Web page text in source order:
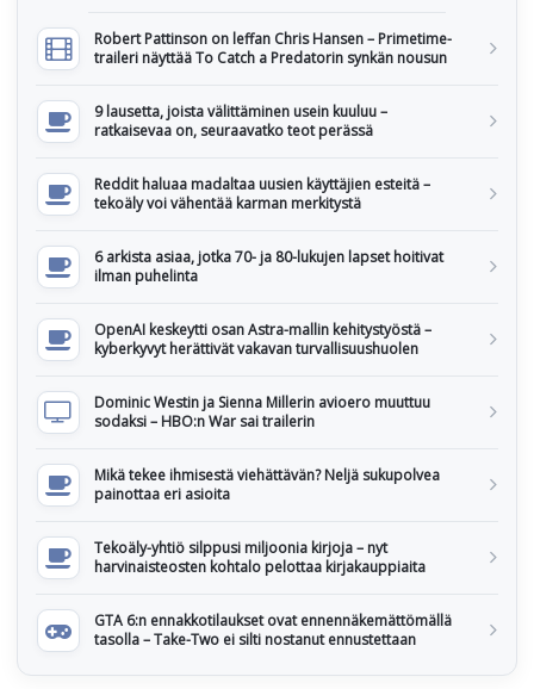
Robert Pattinson on leffan Chris Hansen – Primetime-
traileri näyttää To Catch a Predatorin synkän nousun
9 lausetta, joista välittäminen usein kuuluu –
ratkaisevaa on, seuraavatko teot perässä
Reddit haluaa madaltaa uusien käyttäjien esteitä –
tekoäly voi vähentää karman merkitystä
6 arkista asiaa, jotka 70- ja 80-lukujen lapset hoitivat
ilman puhelinta
OpenAI keskeytti osan Astra-mallin kehitystyöstä –
kyberkyvyt herättivät vakavan turvallisuushuolen
Dominic Westin ja Sienna Millerin avioero muuttuu
sodaksi – HBO:n War sai trailerin
Mikä tekee ihmisestä viehättävän? Neljä sukupolvea
painottaa eri asioita
Tekoäly-yhtiö silppusi miljoonia kirjoja – nyt
harvinaisteosten kohtalo pelottaa kirjakauppiaita
GTA 6:n ennakkotilaukset ovat ennennäkemättömällä
tasolla – Take-Two ei silti nostanut ennustettaan